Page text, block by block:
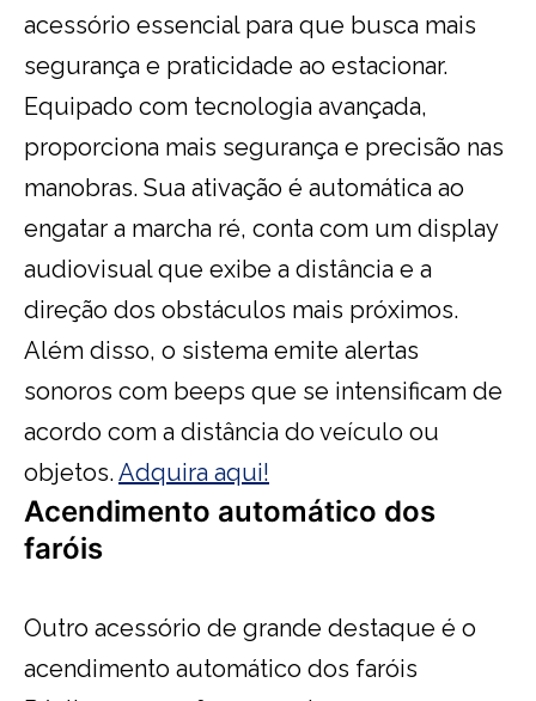
acessório essencial para que busca mais
segurança e praticidade ao estacionar.
Equipado com tecnologia avançada,
proporciona mais segurança e precisão nas
manobras. Sua ativação é automática ao
engatar a marcha ré, conta com um display
audiovisual que exibe a distância e a
direção dos obstáculos mais próximos.
Além disso, o sistema emite alertas
sonoros com beeps que se intensificam de
acordo com a distância do veículo ou
objetos.Adquira aqui!
Acendimento automático dos
faróis
Outro acessório de grande destaque é o
acendimento automático dos faróis